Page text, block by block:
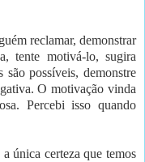
reclamar, demonstrar
tente motivá-lo, sugira
são possíveis, demonstre
O motivação vinda
Percebi isso quando
única certeza que temos